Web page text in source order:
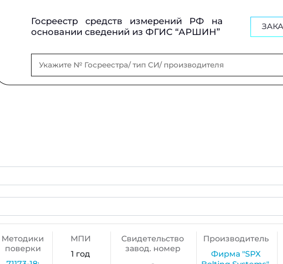
Госреестр средств измерений РФ на
основании сведений из ФГИС “АРШИН”
Методики
поверки
МПИ
1 год
Cвидетельство
завод. номер
Производитель
Фирма "SPX